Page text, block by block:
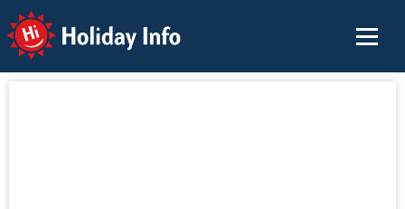
Holiday Info